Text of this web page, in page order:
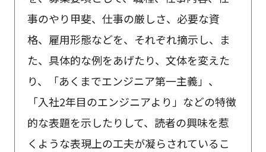
事のやり甲斐、仕事の厳しさ、必要な資
格、雇用形態などを、それぞれ摘示し、ま
た、具体的な例をあげたり、文体を変えた
り、「あくまでエンジニア第一主義」、
「入社2年目のエンジニアより」などの特徴
的な表題を示したりして、読者の興味を惹
くような表現上の工夫が凝らされているこ